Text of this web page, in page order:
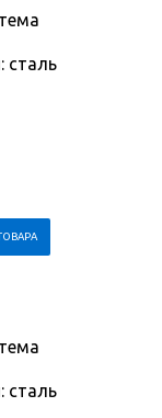
сталь
сталь